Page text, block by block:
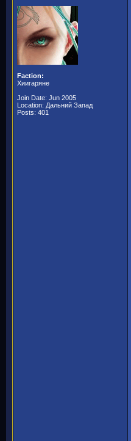
Faction:
Хиигаряне
Join Date: Jun 2005
Location: Дальний Запад
Posts: 401